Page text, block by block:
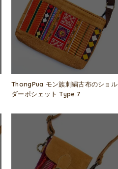
ThongPua モン族刺繍古布のショル
ダーポシェット Type.7